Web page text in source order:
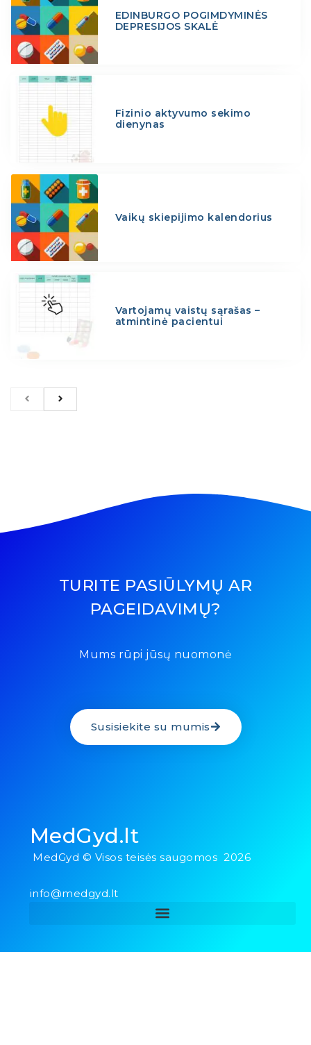
EDINBURGO POGIMDYMINĖS
DEPRESIJOS SKALĖ
Fizinio aktyvumo sekimo
dienynas
Vaikų skiepijimo kalendorius
Vartojamų vaistų sąrašas –
atmintinė pacientui
TURITE PASIŪLYMŲ AR
PAGEIDAVIMŲ?
Mums rūpi jūsų nuomonė
Susisiekite su mumis
MedGyd.lt
MedGyd © Visos teisės saugomos 2026
info@medgyd.lt